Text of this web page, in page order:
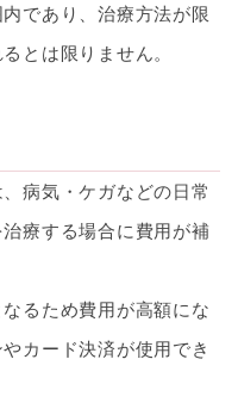
であり、治療方法が限
とは限りません。
病気・ケガなどの日常
療する場合に費用が補
るため費用が高額にな
カード決済が使用でき